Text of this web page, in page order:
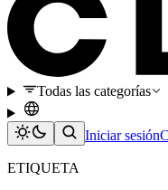
Todas las categorías
Iniciar sesión
ETIQUETA